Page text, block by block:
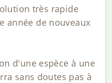
très rapide
année de nouveaux
d'une espèce à une
sans doutes pas à